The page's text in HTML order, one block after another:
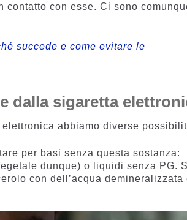
con esse. Ci sono
succede e come evitare le
dalla sigaretta
abbiamo diverse
per basi senza questa sostanza:
dunque) o liquidi senza PG.
con dell’acqua demineralizzata